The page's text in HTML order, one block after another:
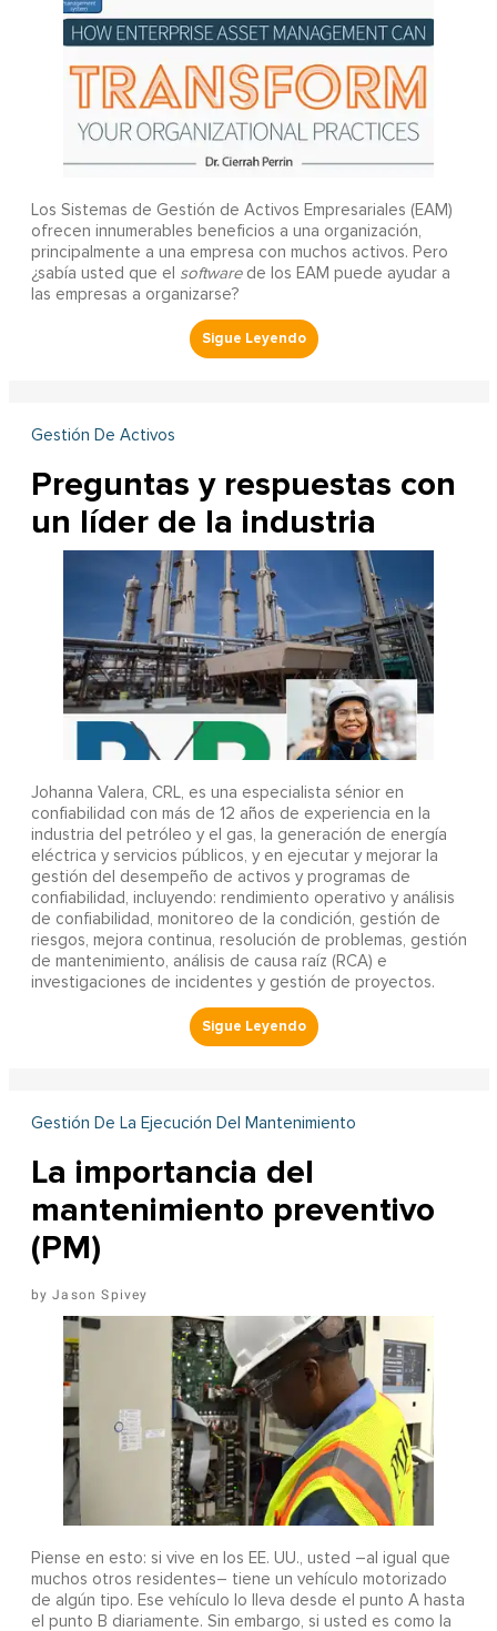
Los Sistemas de Gestión de Activos Empresariales (EAM)
ofrecen innumerables beneficios a una organización,
principalmente a una empresa con muchos activos. Pero
¿sabía usted que el softwarede los EAM puede ayudar a
las empresas a organizarse?
Gestión De Activos
Preguntas y respuestas con
un líder de la industria
Johanna Valera, CRL, es una especialista sénior en
confiabilidad con más de 12 años de experiencia en la
industria del petróleo y el gas, la generación de energía
eléctrica y servicios públicos, y en ejecutar y mejorar la
gestión del desempeño de activos y programas de
confiabilidad, incluyendo: rendimiento operativo y análisis
de confiabilidad, monitoreo de la condición, gestión de
riesgos, mejora continua, resolución de problemas, gestión
de mantenimiento, análisis de causa raíz (RCA) e
investigaciones de incidentes y gestión de proyectos.
Gestión De La Ejecución Del Mantenimiento
La importancia del
mantenimiento preventivo
(PM)
Jason Spivey
Piense en esto: si vive en los EE. UU., usted –al igual que
muchos otros residentes– tiene un vehículo motorizado
de algún tipo. Ese vehículo lo lleva desde el punto A hasta
el punto B diariamente. Sin embargo, si usted es como la